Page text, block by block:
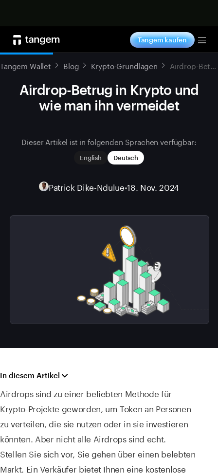
Tangem kaufen
Tangem Wallet Blog Krypto-Grundlagen Airdrop-Betrug in Krypto und wie man ihn vermeidet
Airdrop-Betrug in Krypto und
wie man ihn vermeidet
Dieser Artikel ist in folgenden Sprachen verfügbar:
English Deutsch
Patrick Dike-Ndulue•18. Nov. 2024
In diesem Artikel
Airdrops sind zu einer beliebten Methode für
Krypto-Projekte geworden, um Token an Personen
zu verteilen, die sie nutzen oder in sie investieren
könnten. Aber nicht alle Airdrops sind echt.
Stellen Sie sich vor, Sie gehen über einen belebten
Markt. Ein Verkäufer bietet Ihnen eine kostenlose